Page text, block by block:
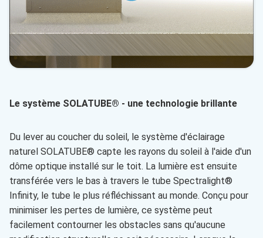
Le système SOLATUBE® - une technologie brillante
Du lever au coucher du soleil, le système d'éclairage
naturel SOLATUBE® capte les rayons du soleil à l'aide d'un
dôme optique installé sur le toit. La lumière est ensuite
transférée vers le bas à travers le tube Spectralight®
Infinity, le tube le plus réfléchissant au monde. Conçu pour
minimiser les pertes de lumière, ce système peut
facilement contourner les obstacles sans qu'aucune